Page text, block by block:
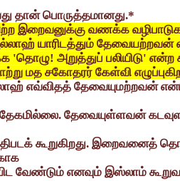
தான் பொருத்தமானது.*
இறைவனுக்கு வணக்க
யாரிடத்தும் தேவையற்றவன்
'தொழு! அறுத்துப் பலியிடு' என்ற
மத சகோதரர் கேள்வி
எவ்விதத் தேவையுமற்றவன்
தேவையுள்ளவன்
கூறுகிறது. இறைவனைத்
வேண்டும் எனவும் இஸ்லாம்